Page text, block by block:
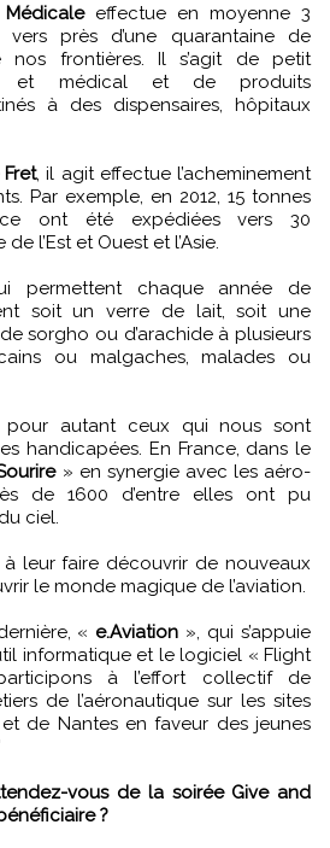
Médicaleeffectue en moyenne 3
près d’une quarantaine de
nos frontières. Il s’agit de petit
et médical et de produits
à des dispensaires, hôpitaux
, il agit effectue l’acheminement
Par exemple, en 2012, 15 tonnes
ont été expédiées vers 30
l’Est et Ouest et l’Asie.
permettent chaque année de
soit un verre de lait, soit une
sorgho ou d’arachide à plusieurs
ou malgaches, malades ou
pour autant ceux qui nous sont
handicapées. En France, dans le
» en synergie avec les aéro-
de 1600 d’entre elles ont pu
ciel.
leur faire découvrir de nouveaux
le monde magique de l’aviation.
« e.Aviation », qui s’appuie
informatique et le logiciel « Flight
à l’effort collectif de
de l’aéronautique sur les sites
de Nantes en faveur des jeunes
vous de la soirée Give and
?